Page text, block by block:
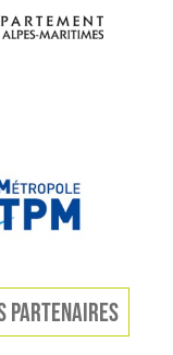
PARTENAIRES